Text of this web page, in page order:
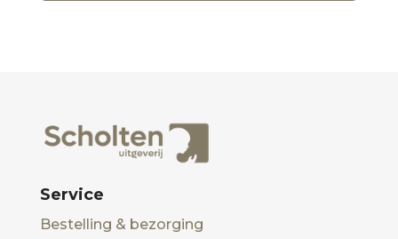
Service
Bestelling & bezorging